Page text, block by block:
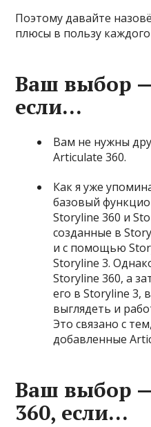
Поэтому давайте
плюсы в пользу
Ваш выбор
если…
Вам не нужны
Articulate 360.
Как я уже
базовый
Storyline 360 и
созданные в
и с помощью
Storyline 3.
Storyline 360, а
его в Storyline 3,
выглядеть и
Это связано с
добавленные
Ваш выбор
360, если…